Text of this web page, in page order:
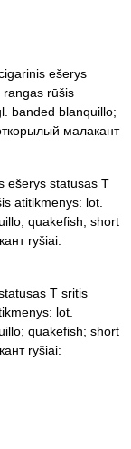
ešerys
rangas rūšis
banded blanquillo;
малакант
ešerys statusas T
atitikmenys: lot.
quakefish; short
ryšiai:
T sritis
lot.
quakefish; short
ryšiai: